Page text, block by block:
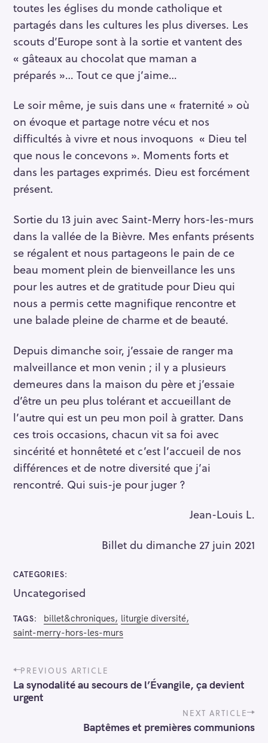
toutes les églises du monde catholique et
partagés dans les cultures les plus diverses. Les
scouts d’Europe sont à la sortie et vantent des
« gâteaux au chocolat que maman a
préparés »… Tout ce que j’aime…
Le soir même, je suis dans une « fraternité » où
on évoque et partage notre vécu et nos
difficultés à vivre et nous invoquons « Dieu tel
que nous le concevons ». Moments forts et
dans les partages exprimés. Dieu est forcément
présent.
Sortie du 13 juin avec Saint-Merry hors-les-murs
dans la vallée de la Bièvre. Mes enfants présents
se régalent et nous partageons le pain de ce
beau moment plein de bienveillance les uns
pour les autres et de gratitude pour Dieu qui
nous a permis cette magnifique rencontre et
une balade pleine de charme et de beauté.
Depuis dimanche soir, j’essaie de ranger ma
malveillance et mon venin ; il y a plusieurs
demeures dans la maison du père et j’essaie
d’être un peu plus tolérant et accueillant de
l’autre qui est un peu mon poil à gratter. Dans
ces trois occasions, chacun vit sa foi avec
sincérité et honnêteté et c’est l’accueil de nos
différences et de notre diversité que j’ai
rencontré. Qui suis-je pour juger ?
Jean-Louis L.
Billet du dimanche 27 juin 2021
CATEGORIES
Uncategorised
TAGS billet&chroniques
liturgie diversité
saint-merry-hors-les-murs
P
o
s
t
PREVIOUS ARTICLE
La synodalité au secours de l’Évangile, ça devient
urgent
NEXT ARTICLE
Baptêmes et premières communions
S
r
c
o
r